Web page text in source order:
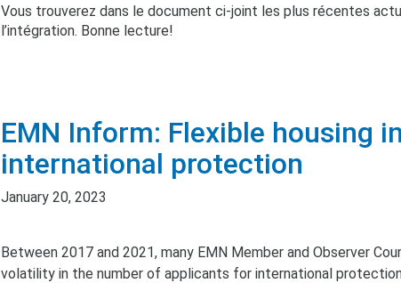
Vous trouverez dans le document ci-joint les plus récentes
l’intégration. Bonne lecture!
EMN Inform: Flexible housing
international protection
January 20, 2023
Between 2017 and 2021, many EMN Member and Observer
volatility in the number of applicants for international